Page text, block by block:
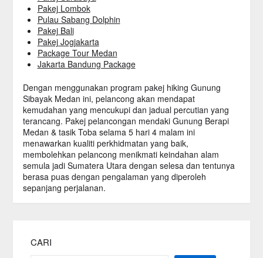
Pakej Lombok
Pulau Sabang Dolphin
Pakej Bali
Pakej Jogjakarta
Package Tour Medan
Jakarta Bandung Package
Dengan menggunakan program pakej hiking Gunung
Sibayak Medan ini, pelancong akan mendapat
kemudahan yang mencukupi dan jadual percutian yang
terancang. Pakej pelancongan mendaki Gunung Berapi
Medan & tasik Toba selama 5 hari 4 malam ini
menawarkan kualiti perkhidmatan yang baik,
membolehkan pelancong menikmati keindahan alam
semula jadi Sumatera Utara dengan selesa dan tentunya
berasa puas dengan pengalaman yang diperoleh
sepanjang perjalanan.
CARI